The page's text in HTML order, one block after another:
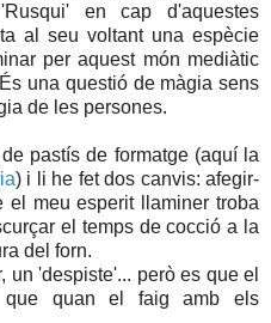
en cap d'aquestes
al seu voltant una espècie
per aquest món mediàtic
una questió de màgia sens
de les persones.
pastís de formatge (aquí la
) i li he fet dos canvis: afegir-
el meu esperit llaminer troba
el temps de cocció a la
del forn.
un 'despiste'... però es que el
que quan el faig amb els